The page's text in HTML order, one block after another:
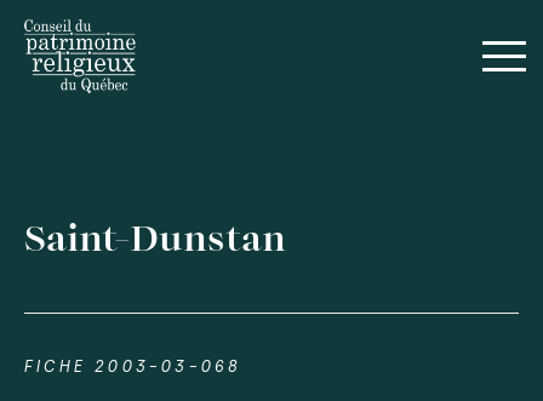
Saint-Dunstan
FICHE 2003-03-068